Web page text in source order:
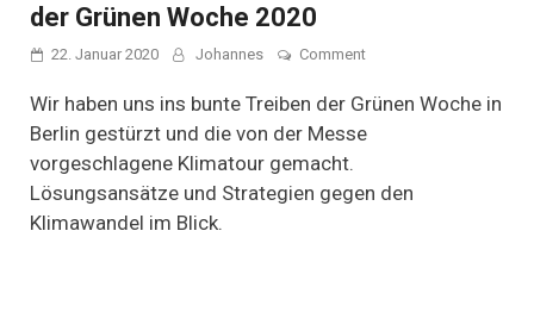
der Grünen Woche 2020
22. Januar 2020 Johannes Commenton
Dem
auf
auf
Wir haben uns ins bunte Treiben der Grünen Woche in
Berlin gestürzt und die von der Messe
vorgeschlagene Klimatour gemacht.
Lösungsansätze und Strategien gegen den
Klimawandel im Blick.